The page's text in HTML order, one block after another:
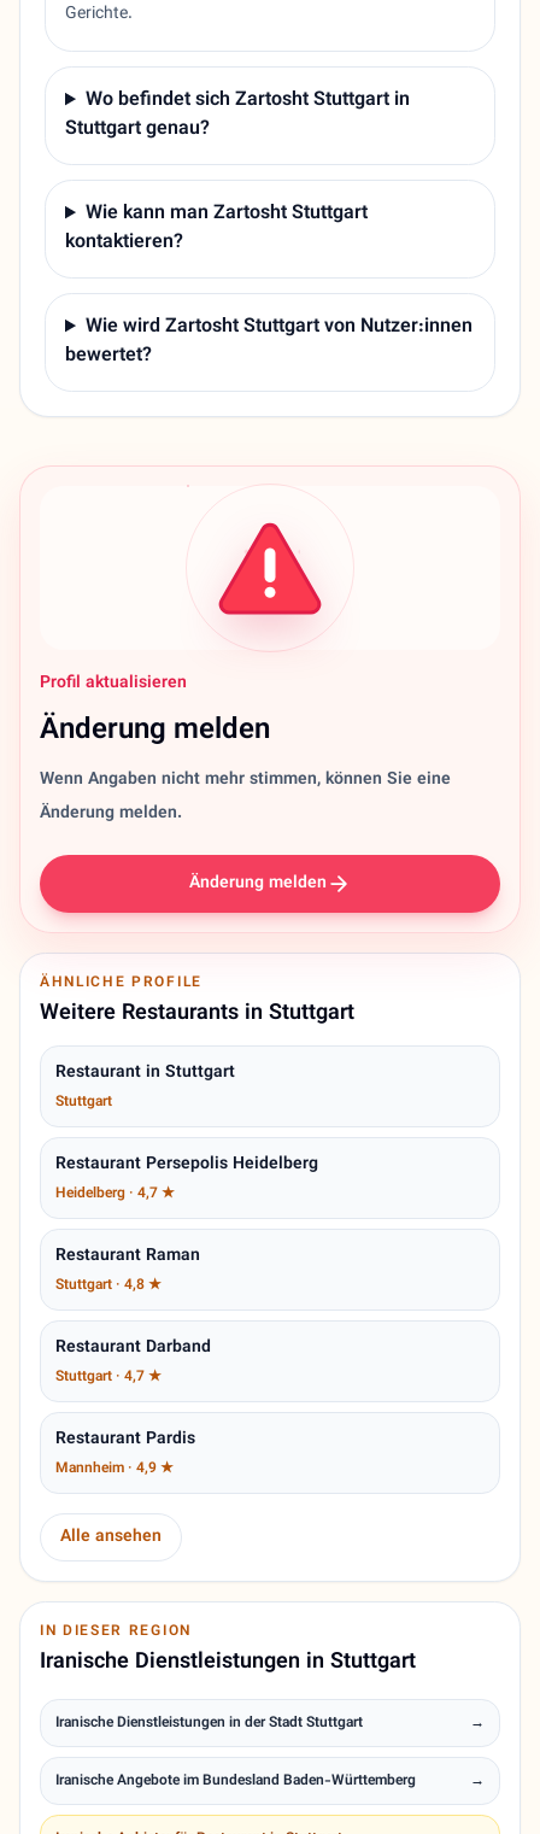
Gerichte.
Wo befindet sich Zartosht Stuttgart in
Stuttgart genau?
Wie kann man Zartosht Stuttgart
kontaktieren?
Wie wird Zartosht Stuttgart von Nutzer:innen
bewertet?
Profil aktualisieren
Änderung melden
Wenn Angaben nicht mehr stimmen, können Sie eine
Änderung melden.
Änderung melden
ÄHNLICHE PROFILE
Weitere Restaurants in Stuttgart
Restaurant in Stuttgart
Stuttgart
Restaurant Persepolis Heidelberg
Heidelberg · 4,7 ★
Restaurant Raman
Stuttgart · 4,8 ★
Restaurant Darband
Stuttgart · 4,7 ★
Restaurant Pardis
Mannheim · 4,9 ★
Alle ansehen
IN DIESER REGION
Iranische Dienstleistungen in Stuttgart
Iranische Dienstleistungen in der Stadt Stuttgart →
Iranische Angebote im Bundesland Baden-Württemberg →